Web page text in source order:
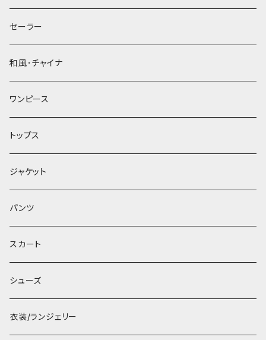
セーラー
和風･チャイナ
ワンピース
トップス
ジャケット
パンツ
スカート
シューズ
衣装/ランジェリー